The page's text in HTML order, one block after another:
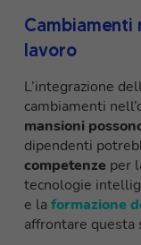
Cambiamenti
lavoro
L’integrazione
cambiamenti
mansioni
dipendenti
competenze per
tecnologie
e laformazione
affrontare questa